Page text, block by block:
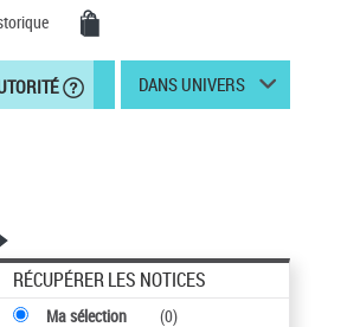
DANS UNIVERS
RÉCUPÉRER LES NOTICES
Ma sélection (0)